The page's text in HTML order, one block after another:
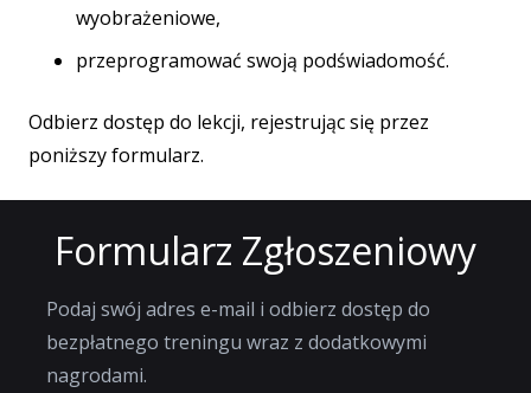
wyobrażeniowe,
przeprogramować swoją podświadomość.
Odbierz dostęp do lekcji, rejestrując się przez
poniższy formularz.
Formularz Zgłoszeniowy
Podaj swój adres e-mail i odbierz dostęp do
bezpłatnego treningu wraz z dodatkowymi
nagrodami.